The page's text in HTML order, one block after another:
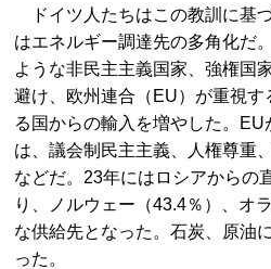
ドイツ人たちはこの教訓に基
はエネルギー調達先の多角化だ
ような非民主主義国家、強権国
避け、欧州連合（EU）が重視
る国からの輸入を増やした。EU
は、議会制民主主義、人権尊重
などだ。23年にはロシアからの
り、ノルウェー（43.4％）、オ
な供給先となった。石炭、原油
った。